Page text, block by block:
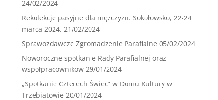
24/02/2024
Rekolekcje pasyjne dla mężczyzn. Sokołowsko, 22-24
marca 2024. 21/02/2024
Sprawozdawcze Zgromadzenie Parafialne 05/02/2024
Noworoczne spotkanie Rady Parafialnej oraz
współpracowników 29/01/2024
„Spotkanie Czterech Świec” w Domu Kultury w
Trzebiatowie 20/01/2024